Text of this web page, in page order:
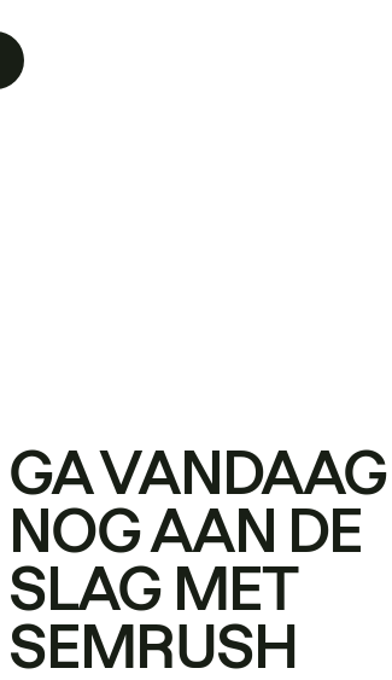
GA VANDAAG
NOG AAN DE
SLAG MET
SEMRUSH